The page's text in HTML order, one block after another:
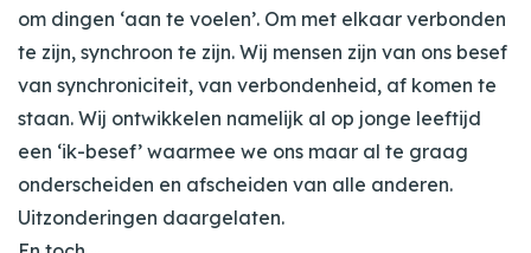
om dingen ‘aan te voelen’. Om met elkaar verbonden
te zijn, synchroon te zijn. Wij mensen zijn van ons besef
van synchroniciteit, van verbondenheid, af komen te
staan. Wij ontwikkelen namelijk al op jonge leeftijd
een ‘ik-besef’ waarmee we ons maar al te graag
onderscheiden en afscheiden van alle anderen.
Uitzonderingen daargelaten.